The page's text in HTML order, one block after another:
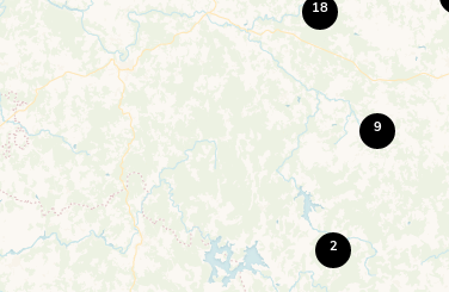
18
2
9